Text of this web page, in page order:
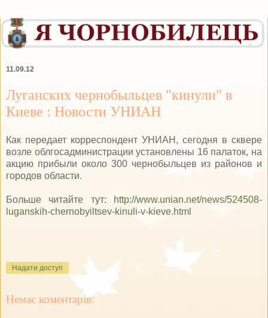
11.09.12
Луганских чернобыльцев "кинули" в
Киеве : Новости УНИАН
Как передает корреспондент УНИАН, сегодня в сквере
возле облгосадминистрации установлены 16 палаток, на
акцию прибыли около 300 чернобыльцев из районов и
городов области.
Больше читайте тут:
http://www.unian.net/news/524508-
luganskih-chernobyiltsev-kinuli-v-kieve.html
Надати доступ
Немає коментарів: